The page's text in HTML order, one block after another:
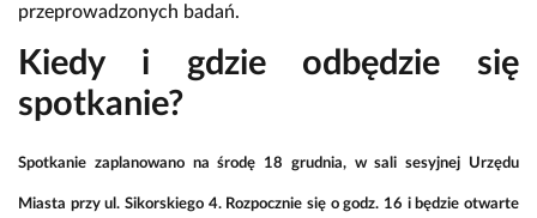
przeprowadzonych badań.
Kiedy i gdzie odbędzie się
spotkanie?
Spotkanie zaplanowano na środę 18 grudnia, w sali sesyjnej Urzędu
Miasta przy ul. Sikorskiego 4. Rozpocznie się o godz. 16 i będzie otwarte